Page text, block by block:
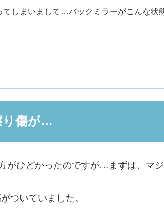
てしまいまして…バックミラーがこんな状
り傷が…
がひどかったのですが…まずは、マ
ついていました。